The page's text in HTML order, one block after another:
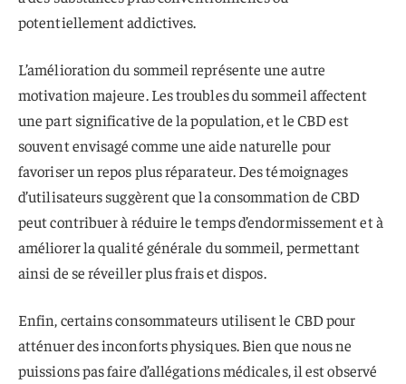
potentiellement addictives.
L’amélioration du sommeil représente une autre
motivation majeure. Les troubles du sommeil affectent
une part significative de la population, et le CBD est
souvent envisagé comme une aide naturelle pour
favoriser un repos plus réparateur. Des témoignages
d’utilisateurs suggèrent que la consommation de CBD
peut contribuer à réduire le temps d’endormissement et à
améliorer la qualité générale du sommeil, permettant
ainsi de se réveiller plus frais et dispos.
Enfin, certains consommateurs utilisent le CBD pour
atténuer des inconforts physiques. Bien que nous ne
puissions pas faire d’allégations médicales, il est observé